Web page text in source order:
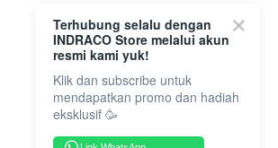
Terhubung selalu dengan
INDRACO Store melalui akun
resmi kami yuk!
Klik dan subscribe untuk
mendapatkan promo dan hadiah
eksklusif 🥳